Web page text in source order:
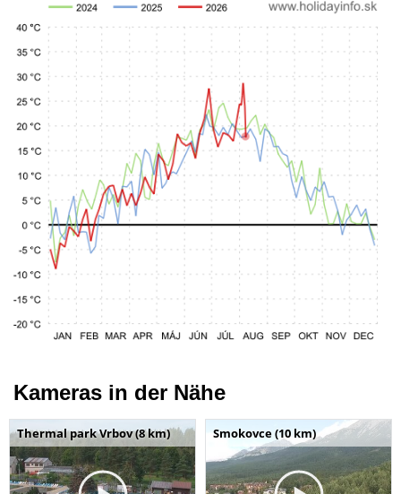
Kameras in der Nähe
Thermal park Vrbov (8 km) Smokovce (10 km)